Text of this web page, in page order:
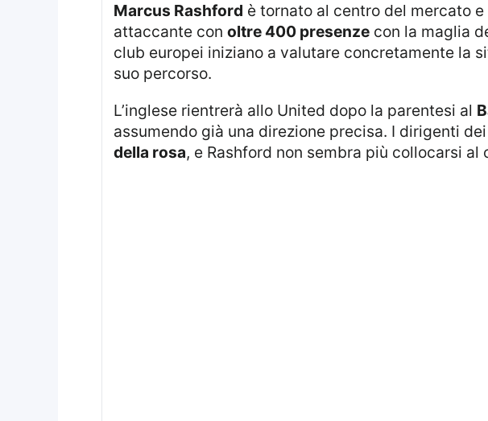
Marcus Rashford è tornato al centro del mercato e
attaccante con oltre 400 presenzecon la maglia
club europei iniziano a valutare concretamente la
suo percorso.
L’inglese rientrerà allo United dopo la parentesi al
assumendo già una direzione precisa. I dirigenti dei
della rosa, e Rashford non sembra più collocarsi